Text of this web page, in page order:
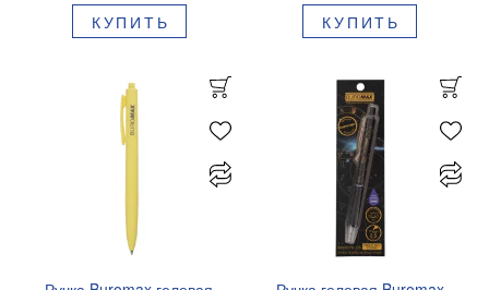
КУПИТЬ КУПИТЬ